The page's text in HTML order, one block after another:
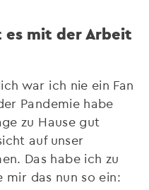
es mit der Arbeit
war ich nie ein Fan
Pandemie habe
zu Hause gut
auf unser
Das habe ich zu
mir das nun so ein: